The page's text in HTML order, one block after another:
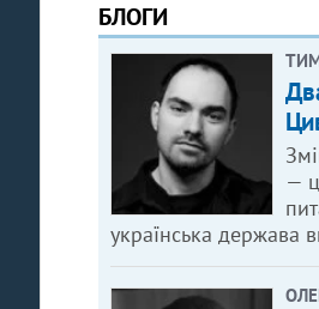
БЛОГИ
—
українська держава